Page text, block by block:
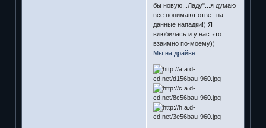
бы новую...Ладу"...я думаю
все понимают ответ на
данные нападки!) Я
влюбилась и у нас это
взаимно по-моему))
Мы на драйве